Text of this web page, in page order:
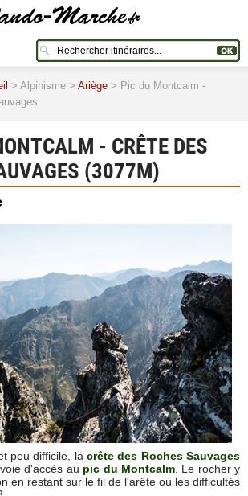
> Alpinisme > Ariège > Pic du Montcalm -
- CRÊTE DES
(3077M)
peu difficile, la crête des Roches Sauvages
d'accès au pic du Montcalm. Le rocher y
en restant sur le fil de l'arête où les difficultés